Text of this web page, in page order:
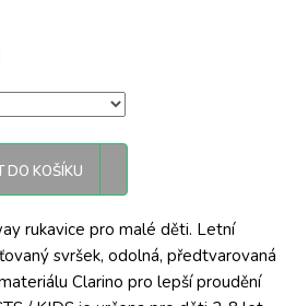
DO KOŠÍKU
rukavice pro malé děti. Letní
svršek, odolná, předtvarovaná
Clarino pro lepší proudění